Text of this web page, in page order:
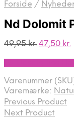
Forside /
Nd Dolomit
49,95kr. Den
49,95 kr..
47,50 kr.
Varenummer
Varemærke:
Previous Product
Next Product